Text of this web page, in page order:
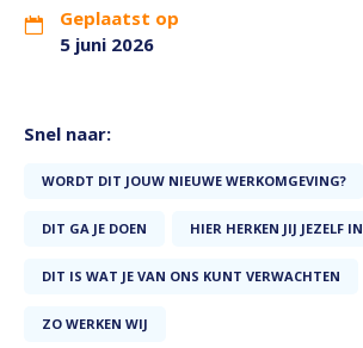
Geplaatst op
5 juni 2026
Snel naar:
WORDT DIT JOUW NIEUWE WERKOMGEVING?
DIT GA JE DOEN HIER HERKEN JIJ JEZELF IN
DIT IS WAT JE VAN ONS KUNT VERWACHTEN
ZO WERKEN WIJ